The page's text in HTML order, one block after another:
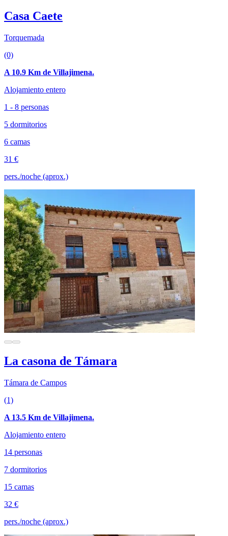
Casa Caete
Torquemada
(0)
A 10.9 Km de Villajimena.
Alojamiento entero
1 - 8 personas
5 dormitorios
6 camas
31 €
pers./noche (aprox.)
La casona de Támara
Támara de Campos
(1)
A 13.5 Km de Villajimena.
Alojamiento entero
14 personas
7 dormitorios
15 camas
32 €
pers./noche (aprox.)